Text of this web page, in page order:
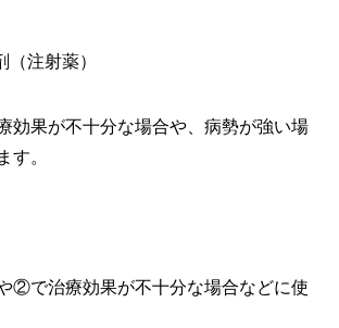
注射薬）
が不十分な場合や、病勢が強い場
す。
治療効果が不十分な場合などに使